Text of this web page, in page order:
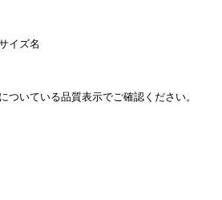
イズ名
いている品質表示でご確認ください。